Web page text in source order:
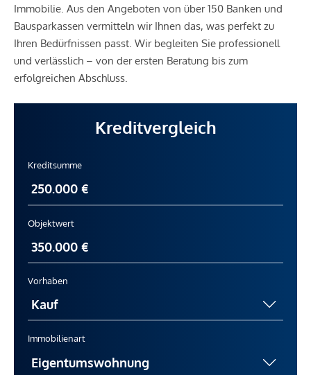
Immobilie. Aus den Angeboten von über 150 Banken und
Bausparkassen vermitteln wir Ihnen das, was perfekt zu
Ihren Bedürfnissen passt. Wir begleiten Sie professionell
und verlässlich – von der ersten Beratung bis zum
erfolgreichen Abschluss.
Kreditvergleich
Kreditsumme
Objektwert
Vorhaben
Immobilienart